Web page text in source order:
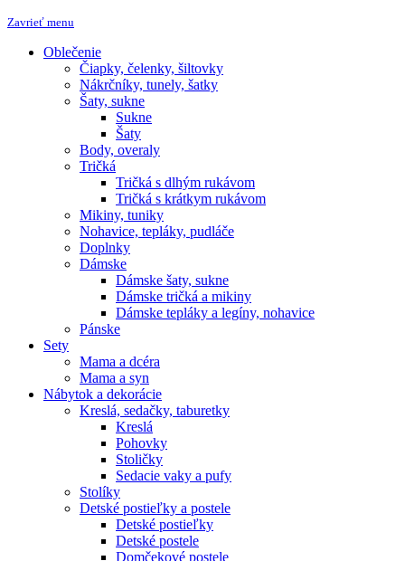
Zavrieť menu
Oblečenie
Čiapky, čelenky, šiltovky
Nákrčníky, tunely, šatky
Šaty, sukne
Sukne
Šaty
Body, overaly
Tričká
Tričká s dlhým rukávom
Tričká s krátkym rukávom
Mikiny, tuniky
Nohavice, tepláky, pudláče
Doplnky
Dámske
Dámske šaty, sukne
Dámske tričká a mikiny
Dámske tepláky a legíny, nohavice
Pánske
Sety
Mama a dcéra
Mama a syn
Nábytok a dekorácie
Kreslá, sedačky, taburetky
Kreslá
Pohovky
Stoličky
Sedacie vaky a pufy
Stolíky
Detské postieľky a postele
Detské postieľky
Detské postele
Domčekové postele